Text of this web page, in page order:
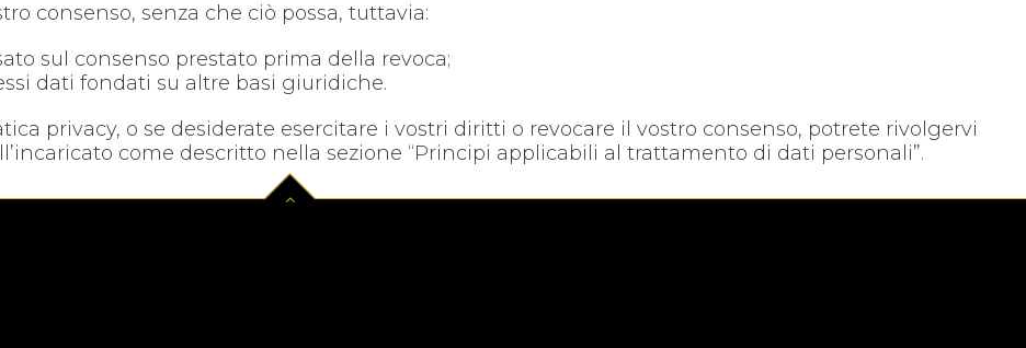
consenso, senza che ciò possa, tuttavia:
sul consenso prestato prima della revoca;
dati fondati su altre basi giuridiche.
privacy, o se desiderate esercitare i vostri diritti o revocare il vostro consenso, potrete rivolgervi
come descritto nella sezione “Principi applicabili al trattamento di dati personali”.